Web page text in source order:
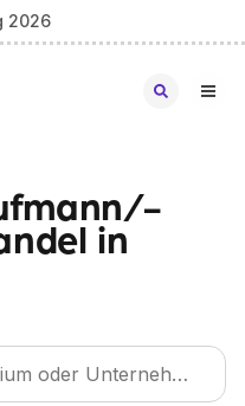
2026
in